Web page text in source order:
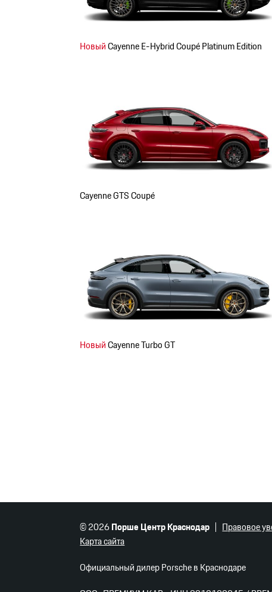
НовыйCayenne E-Hybrid Coupé Platinum Edition
Cayenne GTS Coupé
НовыйCayenne Turbo GT
© 2026Порше Центр Краснодар Правовое
Карта сайта
Официальный дилер Porsche в Краснодаре